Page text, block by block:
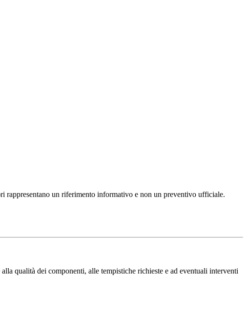
un riferimento informativo e non un preventivo ufficiale.
qualità dei componenti, alle tempistiche richieste e ad eventuali interventi